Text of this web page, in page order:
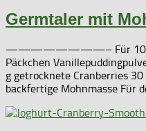
Germtaler mit
————————– Für 10
Päckchen
g getrocknete Cranberries
backfertige Mohnmasse Für